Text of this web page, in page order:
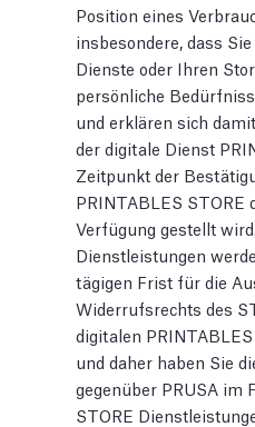
Position eines
insbesondere, dass
Dienste oder Ihren
persönliche
und erklären sich
der digitale Dienst
Zeitpunkt der
PRINTABLES STORE
Verfügung gestellt
Dienstleistungen
tägigen Frist für die
Widerrufsrechts des
digitalen
und daher haben Sie
gegenüber PRUSA im
STORE